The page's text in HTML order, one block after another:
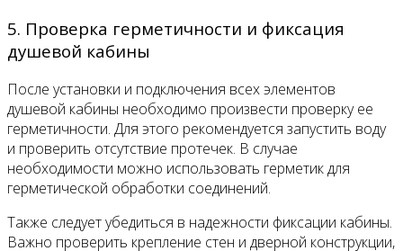
5. Проверка герметичности и фиксация
душевой кабины
После установки и подключения всех элементов
душевой кабины необходимо произвести проверку ее
герметичности. Для этого рекомендуется запустить воду
и проверить отсутствие протечек. В случае
необходимости можно использовать герметик для
герметической обработки соединений.
Также следует убедиться в надежности фиксации кабины.
Важно проверить крепление стен и дверной конструкции,